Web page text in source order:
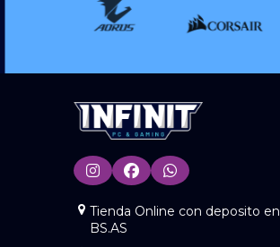
Tienda Online con deposito en
BS.AS